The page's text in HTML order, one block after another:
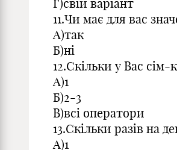
Г)свій варіант
11.Чи має для вас
А)так
Б)ні
12.Скільки у Вас сім-
А)1
Б)2-3
В)всі оператори
13.Скільки разів на
А)1